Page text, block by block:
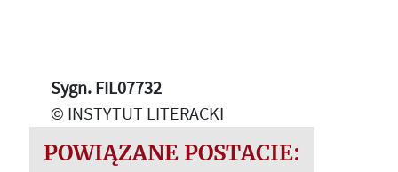
Sygn. FIL07732
© INSTYTUT LITERACKI
POWIĄZANE POSTACIE: